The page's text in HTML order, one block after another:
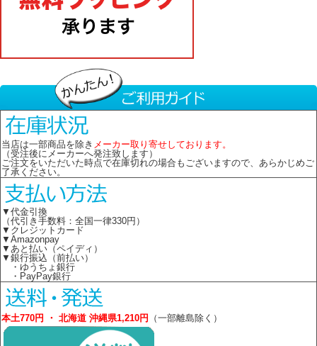
当店は一部商品を除き メーカー取り寄せしております。
（受注後にメーカーへ発注致します）
ご注文をいただいた時点で在庫切れの場合もございますので、あらかじめご
了承ください。
▼代金引換
（代引き手数料：全国一律330円）
▼クレジットカード
▼Amazonpay
▼あと払い（ペイディ）
▼銀行振込（前払い）
・ゆうちょ銀行
・PayPay銀行
本土770円 ・ 北海道 沖縄県1,210円 （一部離島除く）